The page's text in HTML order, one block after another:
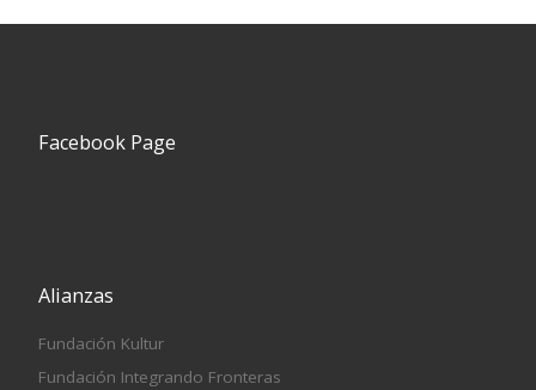
Facebook Page
Alianzas
Fundación Kultur
Fundación Integrando Fronteras